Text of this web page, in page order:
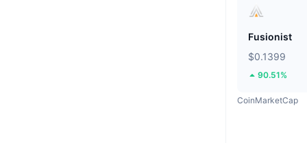
Fusionist
$0.1399
90.51%
CoinMarketCap